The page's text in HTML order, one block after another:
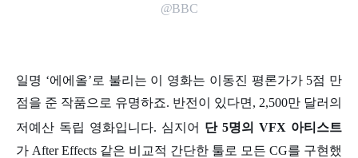
@BBC
일명 ‘에에올’로 불리는 이 영화는 이동진 평론가가 5점 만
점을 준 작품으로 유명하죠. 반전이 있다면, 2,500만 달러의
저예산 독립 영화입니다. 심지어 단 5명의 VFX 아티스트
가 After Effects 같은 비교적 간단한 툴로 모든 CG를 구현했